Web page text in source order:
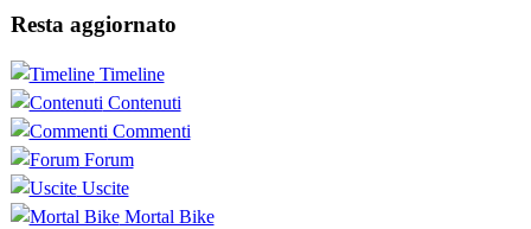
Resta aggiornato
Timeline
Contenuti
Commenti
Forum
Uscite
Mortal Bike